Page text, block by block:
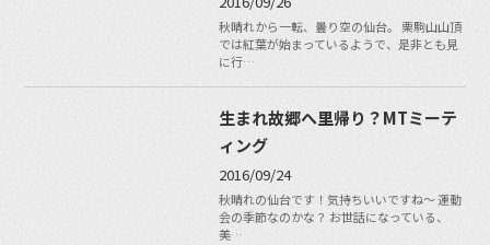
秋晴れから一転、曇り空の仙台。 栗駒山山頂
では紅葉が始まっているようで、是非とも見
に行…
生まれ故郷へ里帰り？MTミーテ
ィング
2016/09/24
秋晴れの仙台です！気持ちいいですね〜 運動
会の季節なのかな？ お世話になっている、
美…